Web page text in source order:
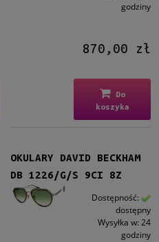
godziny
870,00 zł
Do
koszyka
OKULARY DAVID BECKHAM
DB 1226/G/S 9CI 8Z
Dostępność:
dostępny
Wysyłka w: 24
godziny